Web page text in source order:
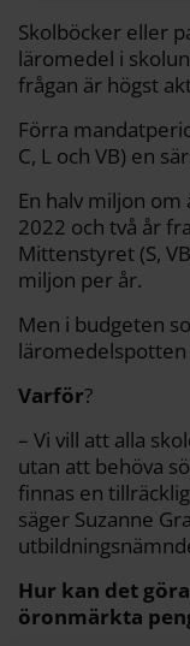
k
Skolböcker eller
läromedel i
frågan är högst
Förra
C, L och VB) en
En halv miljon
2022 och två år
Mittenstyret (S,
miljon per år.
Men i budgeten
Varför?
– Vi vill att alla
utan att behöva
finnas en
säger Suzanne
Hur kan det
öronmärkta